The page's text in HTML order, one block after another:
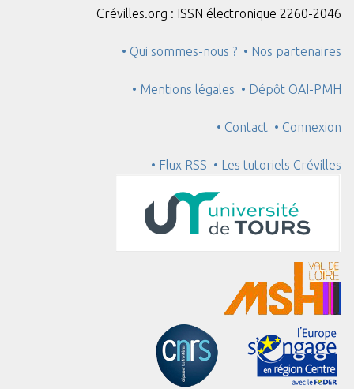
Crévilles.org : ISSN électronique 2260-2046
• Qui sommes-nous ? • Nos partenaires
• Mentions légales • Dépôt OAI-PMH
• Contact • Connexion
• Flux RSS • Les tutoriels Crévilles